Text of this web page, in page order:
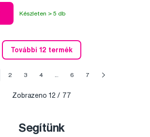
Készleten > 5 db
További 12 termék
2 3 4 6 7
Zobrazeno 12 / 77
Segítünk